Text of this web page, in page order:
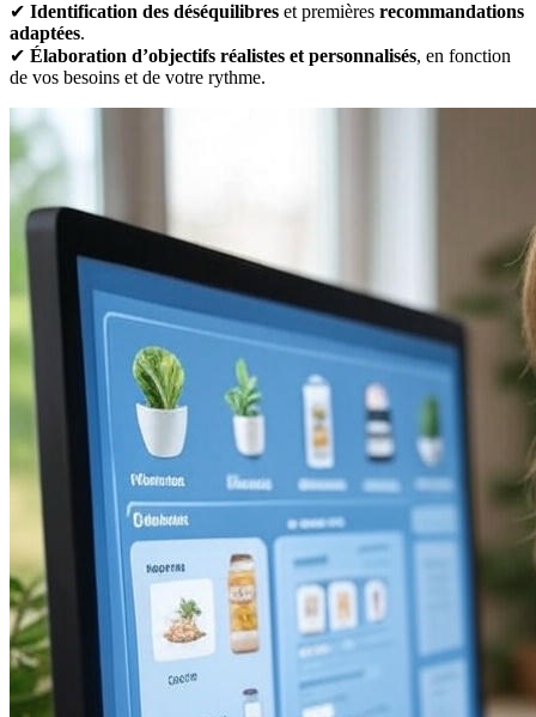
✔ Identification des déséquilibres et premières recommandations
adaptées.
✔ Élaboration d’objectifs réalistes et personnalisés, en fonction
de vos besoins et de votre rythme.